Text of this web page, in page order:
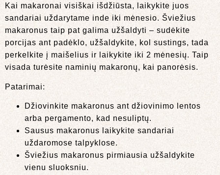
Kai makaronai visiškai išdžiūsta, laikykite juos
sandariai uždarytame inde iki mėnesio. Šviežius
makaronus taip pat galima užšaldyti – sudėkite
porcijas ant padėklo, užšaldykite, kol sustings, tada
perkelkite į maišelius ir laikykite iki 2 mėnesių. Taip
visada turėsite naminių makaronų, kai panorėsis.
Patarimai:
Džiovinkite makaronus ant džiovinimo lentos
arba pergamento, kad nesuliptų.
Sausus makaronus laikykite sandariai
uždaromose talpyklose.
Šviežius makaronus pirmiausia užšaldykite
vienu sluoksniu.